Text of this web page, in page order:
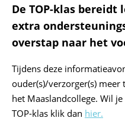
De TOP-klas
extra
overstap naar het
Tijdens deze
ouder(s)/verzorger(s) meer
het Maaslandcollege. Wil
TOP-klas klik dan hier.